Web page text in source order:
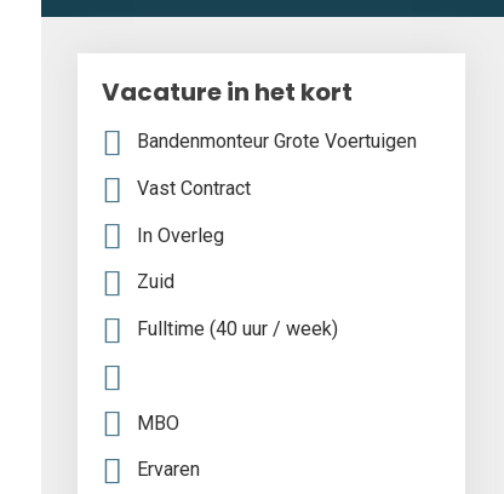
Vacature in het kort
Bandenmonteur Grote Voertuigen
Vast Contract
In Overleg
Zuid
Fulltime (40 uur / week)
MBO
Ervaren